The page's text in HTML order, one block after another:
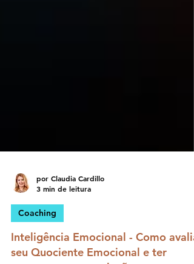
3 min de leitura
Coaching
Inteligência Emocional - Como